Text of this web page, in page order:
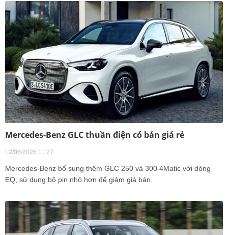
Mercedes-Benz GLC thuần điện có bản giá rẻ
12/06/2026 11:27
Mercedes-Benz bổ sung thêm GLC 250 và 300 4Matic với dòng
EQ, sử dụng bộ pin nhỏ hơn để giảm giá bán.